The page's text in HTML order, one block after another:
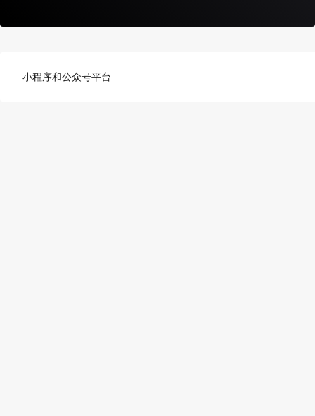
小程序和公众号平台